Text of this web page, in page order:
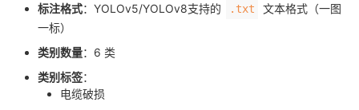
标注格式：YOLOv5/YOLOv8支持的 .txt
文本格式（一图
一标）
类别数量：6 类
类别标签：
电缆破损